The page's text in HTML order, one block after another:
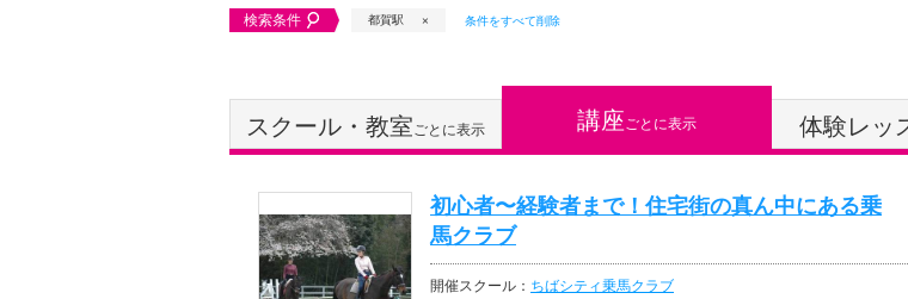
検索条件 都賀駅 条件をすべて削除
スクール・教室ごとに表示 講座ごとに表示 体験レッ
初心者〜経験者まで！住宅街の真ん中にある乗
馬クラブ
開催スクール： ちばシティ乗馬クラブ